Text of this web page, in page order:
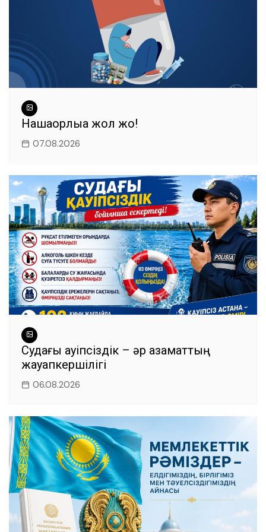
Нашақорлыққа жол жоқ!
07.08.2026
Судағы қауіпсіздік – әр азаматтың
жауапкершілігі
06.08.2026